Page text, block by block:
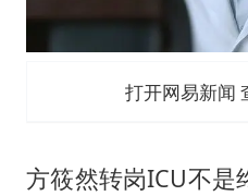
打开网易新闻
方筱然转岗ICU不是